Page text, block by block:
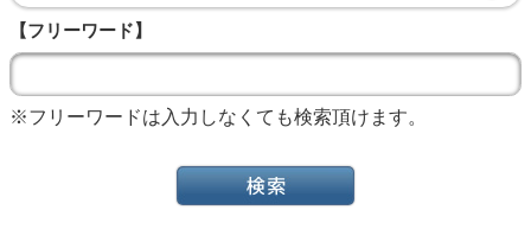
【フリーワード】
※フリーワードは入力しなくても検索頂けます。